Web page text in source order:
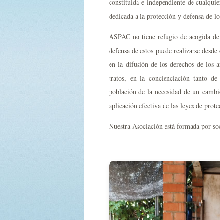
constituida e independiente de
dedicada a la protección y defensa de
ASPAC no tiene refugio de acogida
defensa de estos puede realizarse
en la difusión de los derechos de los
tratos, en la concienciación tanto
población de la necesidad de un
aplicación efectiva de las leyes de
Nuestra Asociación está formada por